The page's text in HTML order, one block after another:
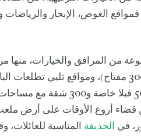
الغوص، الإبحار والرياضات
من المرافق والخيارات،
الفاخرة يضم 115 رصيفاً ومنتجعان فاخران (300 مفتاح)، ومواقع
الراحة والمغامرة. وسيضم المنتجعان نحو 500 فيلا
قضاء أروع الأوقات على أرض
في
الحديقة المناسبة للعائلات،